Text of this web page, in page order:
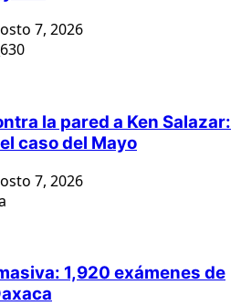
7, 2026
la pared a Ken Salazar:
caso del Mayo
7, 2026
1,920 exámenes de